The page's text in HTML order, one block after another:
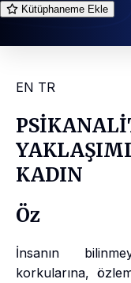
Kütüphaneme Ekle
EN TR
KADIN
Öz
İnsanın
korkularına,